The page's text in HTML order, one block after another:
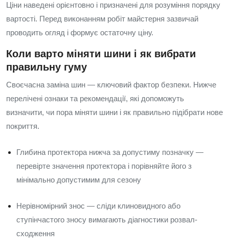
Ціни наведені орієнтовно і призначені для розуміння порядку
вартості. Перед виконанням робіт майстерня зазвичай
проводить огляд і формує остаточну ціну.
Коли варто міняти шини і як вибрати
правильну гуму
Своєчасна заміна шин — ключовий фактор безпеки. Нижче
перелічені ознаки та рекомендації, які допоможуть
визначити, чи пора міняти шини і як правильно підібрати нове
покриття.
Глибина протектора нижча за допустиму позначку —
перевірте значення протектора і порівняйте його з
мінімально допустимим для сезону
Нерівномірний знос — сліди клиновидного або
ступінчастого зносу вимагають діагностики розвал-
сходження